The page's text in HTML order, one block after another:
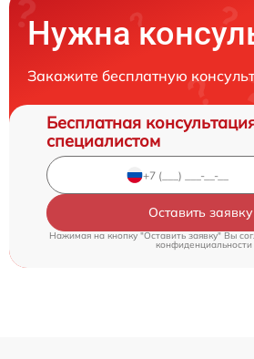
Нужна
Закажите бесплатную
Бесплатная
специалистом
Оставить заявку
Нажимая на кнопку "Оставить заявку" Вы
конфиденциальности